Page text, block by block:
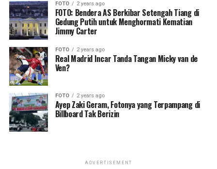
FOTO 2 years ago
FOTO: Bendera AS Berkibar Setengah Tiang di
Gedung Putih untuk Menghormati Kematian
Jimmy Carter
FOTO 2 years ago
Real Madrid Incar Tanda Tangan Micky van de
Ven?
FOTO 2 years ago
Ayep Zaki Geram, Fotonya yang Terpampang di
Billboard Tak Berizin
ADVERTISEMENT